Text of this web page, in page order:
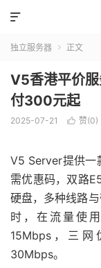

独立服务器  正文
V5香港平价
付300元起
2025-07-21  赞(0)
V5 Server提供一
需优惠码，双路
硬盘，多种线路
时，在流量使
15Mbps，三
30Mbps。